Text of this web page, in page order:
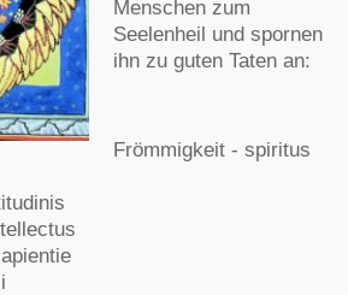
Menschen zum
Seelenheil und spornen
ihn zu guten Taten an:
Frömmigkeit - spiritus